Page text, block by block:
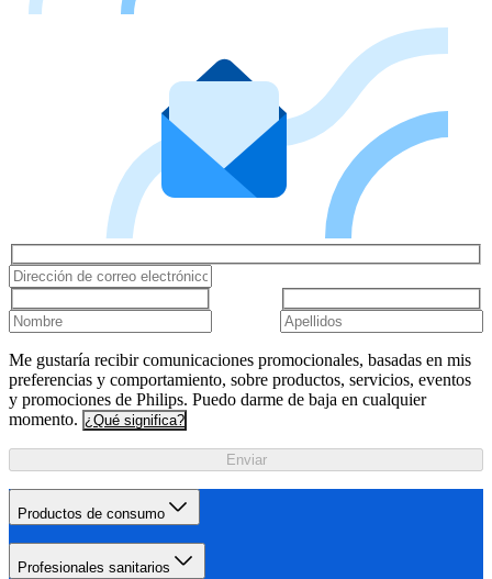
Me gustaría recibir comunicaciones promocionales, basadas en mis
preferencias y comportamiento, sobre productos, servicios, eventos
y promociones de Philips. Puedo darme de baja en cualquier
momento. ¿Qué significa?
Enviar
Productos de consumo
Profesionales sanitarios